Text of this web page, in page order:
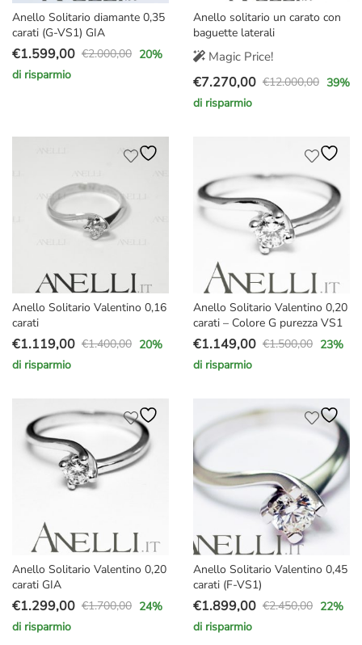
Anello Solitario diamante 0,35
carati (G-VS1) GIA
€2.000,00
Il
prezzo
€1.599,00
Il
prezzo
20%
di risparmio
Anello solitario un carato con
baguette laterali
Magic Price!
€12.000,00
Il
prezzo
€12.000,00.
€7.270,00
Il
prezzo
€7.270,00.
39%
di risparmio
Anello Solitario Valentino 0,16
carati
€1.400,00
Il
prezzo
€1.400,00.
€1.119,00
Il
prezzo
€1.119,00.
20%
di risparmio
Anello Solitario Valentino 0,20
carati – Colore G purezza VS1
€1.500,00
Il
prezzo
€1.500,00.
€1.149,00
Il
prezzo
€1.149,00.
23%
di risparmio
Anello Solitario Valentino 0,20
carati GIA
€1.700,00
Il
prezzo
€1.299,00
Il
prezzo
24%
di risparmio
Anello Solitario Valentino 0,45
carati (F-VS1)
€2.450,00
Il
prezzo
€1.899,00
Il
prezzo
22%
di risparmio